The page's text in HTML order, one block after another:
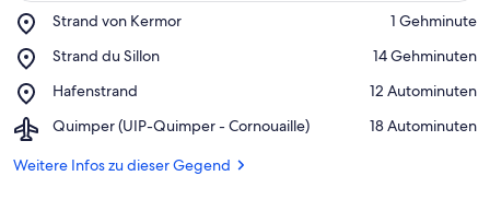
Strand von Kermor
Place,
von
‪1 Gehminute‬
Strand du Sillon
Place,
du
‪14 Gehminuten‬
Hafenstrand
Place,
‪12 Autominuten‬
Quimper (UIP-Quimper - Cornouaille)
Airport,
(UIP-
‪18 Autominuten‬
Weitere Infos zu dieser Gegend